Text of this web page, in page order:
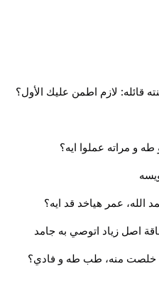
قائله: لازم اطمن عليك الأول؟
طه و مراته عملوا ايه؟
الله، عمر هياخد قد ايه؟
اصل زياد اتوصي به جامد
خلصت منه، طب طه و فادي؟